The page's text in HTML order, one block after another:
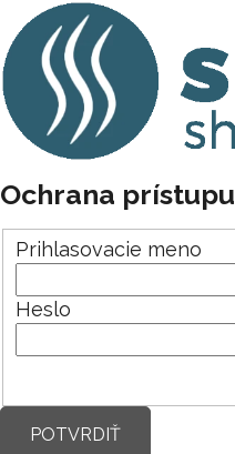
Ochrana prístupu
Prihlasovacie meno
Heslo
POTVRDIŤ